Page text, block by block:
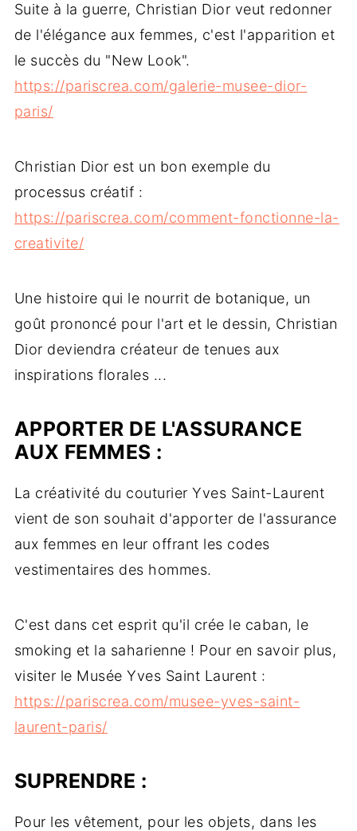
Suite à la guerre, Christian Dior veut redonner
de l'élégance aux femmes, c'est l'apparition et
le succès du "New Look".
https://pariscrea.com/galerie-musee-dior-
paris/
Christian Dior est un bon exemple du
processus créatif :
https://pariscrea.com/comment-fonctionne-la-
creativite/
Une histoire qui le nourrit de botanique, un
goût prononcé pour l'art et le dessin, Christian
Dior deviendra créateur de tenues aux
inspirations florales ...
APPORTER DE L'ASSURANCE
AUX FEMMES :
La créativité du couturier Yves Saint-Laurent
vient de son souhait d'apporter de l'assurance
aux femmes en leur offrant les codes
vestimentaires des hommes.
C'est dans cet esprit qu'il crée le caban, le
smoking et la saharienne ! Pour en savoir plus,
visiter le Musée Yves Saint Laurent :
https://pariscrea.com/musee-yves-saint-
laurent-paris/
SUPRENDRE :
Pour les vêtement, pour les objets, dans les